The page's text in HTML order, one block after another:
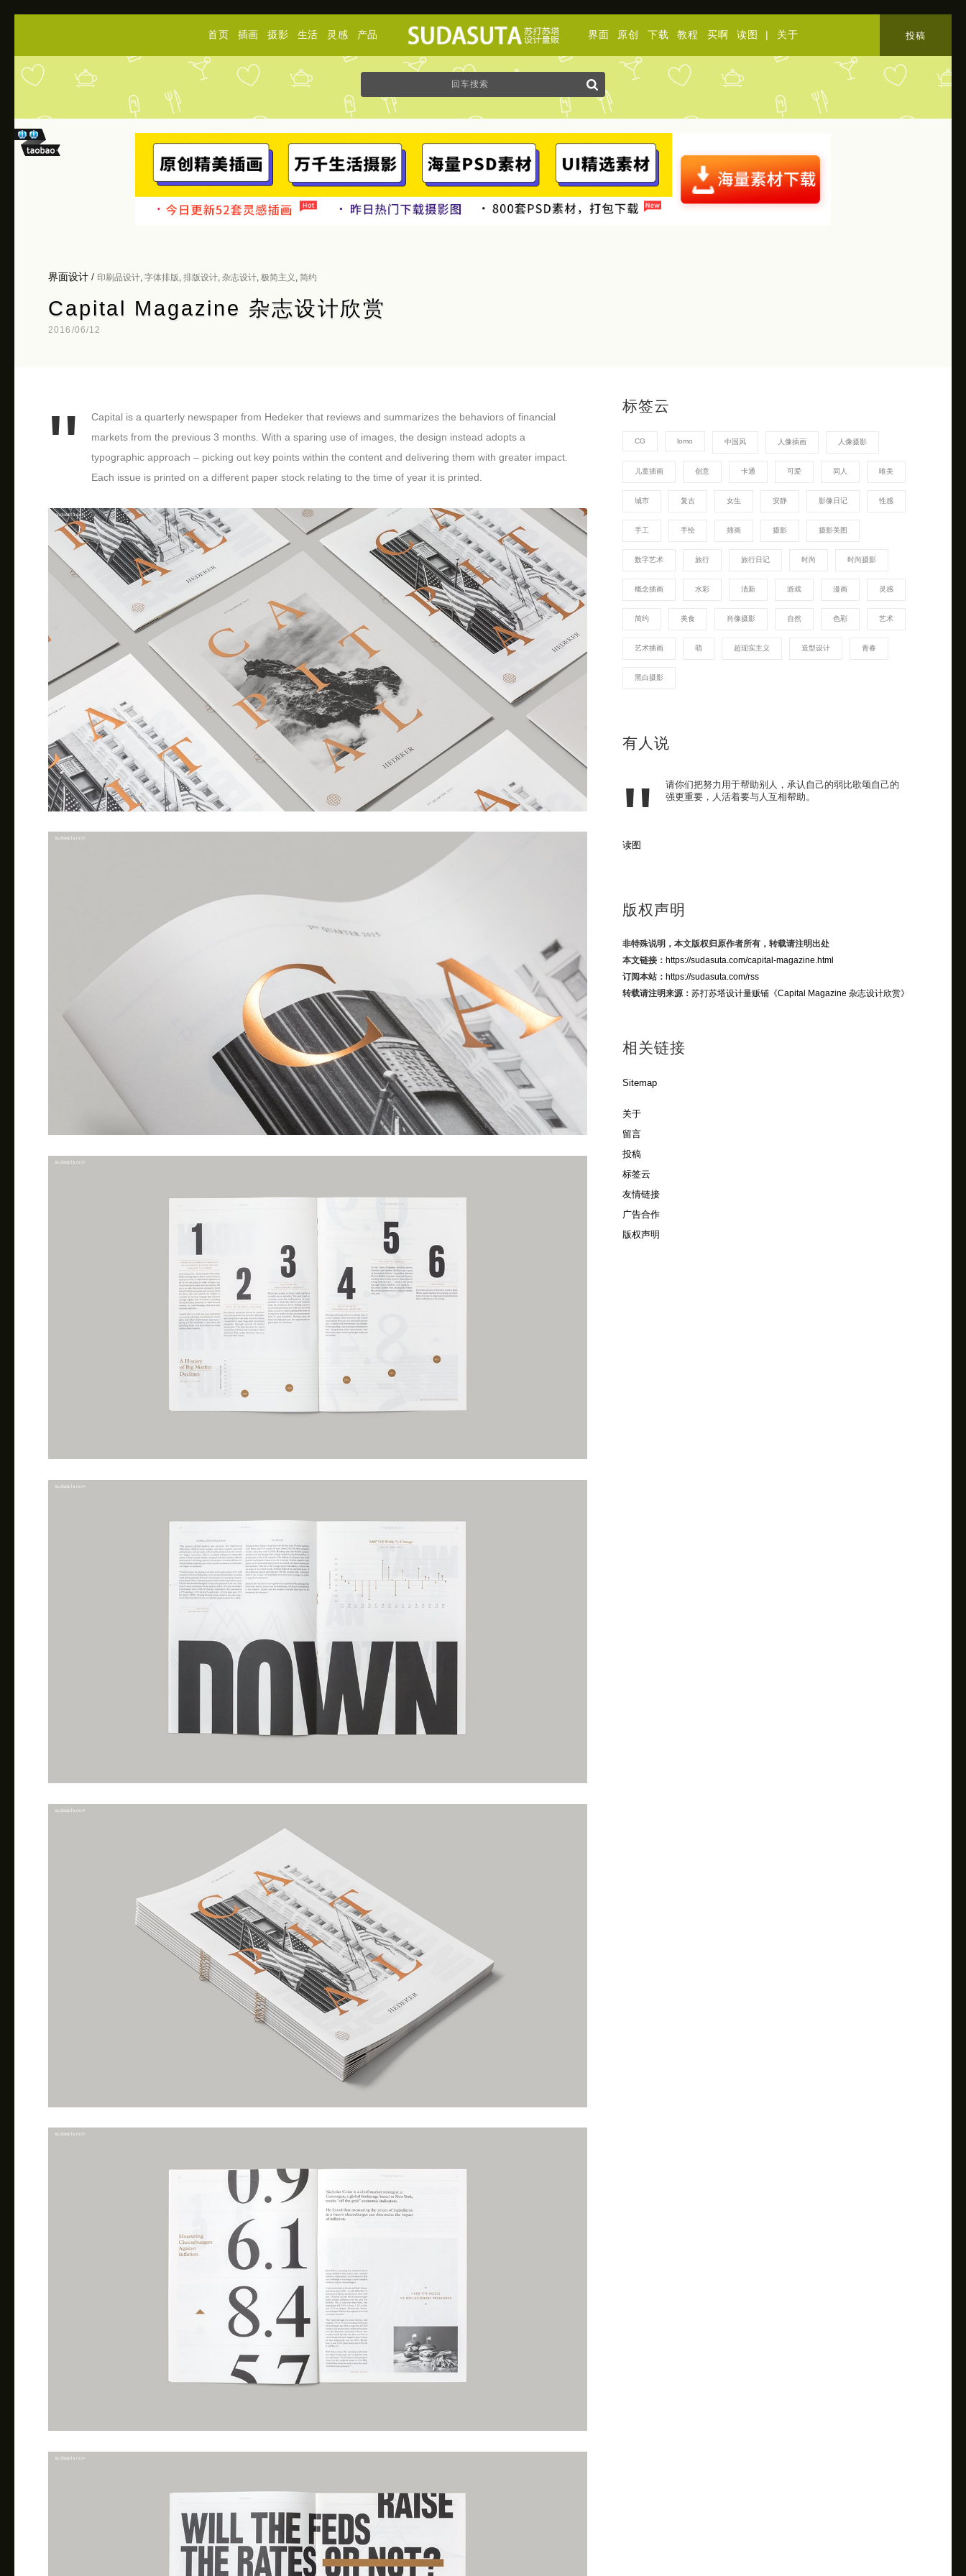
首页 插画 摄影 生活 灵感 产品 界面 原创 下载 教程 买啊 读图 | 关于 投稿
界面设计 / 印刷品设计 字体排版 排版设计 杂志设计 极简主义 简约
Capital Magazine 杂志设计欣赏
2016/06/12
Capital is a quarterly newspaper from Hedeker that reviews and summarizes the behaviors of financial
markets from the previous 3 months. With a sparing use of images, the design instead adopts a
typographic approach – picking out key points within the content and delivering them with greater impact.
Each issue is printed on a different paper stock relating to the time of year it is printed.
标签云
CG lomo 中国风 人像插画 人像摄影
儿童插画 创意 卡通 可爱 同人 唯美
城市 复古 女生 安静 影像日记 性感
手工 手绘 插画 摄影 摄影美图
数字艺术 旅行 旅行日记 时尚 时尚摄影
概念插画 水彩 清新 游戏 漫画 灵感
简约 美食 肖像摄影 自然 色彩 艺术
艺术插画 萌 超现实主义 造型设计 青春
黑白摄影
有人说
请你们把努力用于帮助别人，承认自己的弱比歌颂自己的
强更重要，人活着要与人互相帮助。
读图
版权声明
非特殊说明，本文版权归原作者所有，转载请注明出处
本文链接： https://sudasuta.com/capital-magazine.html
订阅本站： https://sudasuta.com/rss
转载请注明来源： 苏打苏塔设计量贩铺《Capital Magazine 杂志设计欣赏》
相关链接
Sitemap
关于
留言
投稿
标签云
友情链接
广告合作
版权声明